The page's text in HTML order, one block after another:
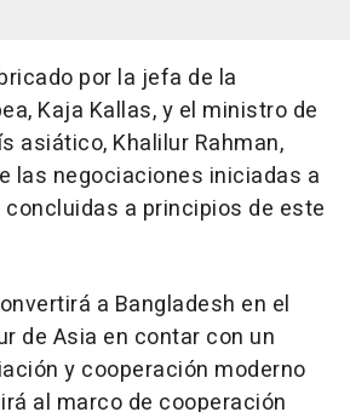
por la jefa de la
Kaja Kallas, y el ministro de
asiático, Khalilur Rahman,
las negociaciones iniciadas a
a principios de este
a Bangladesh en el
de Asia en contar con un
y cooperación moderno
al marco de cooperación